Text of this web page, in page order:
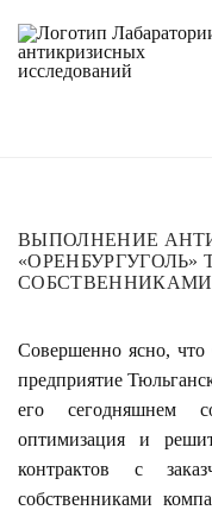
Главная Новости и
ВЫПОЛНЕНИЕ
СОБСТВЕННИКАМИ
Совершенно ясно,
предприятие
его сегодняшнем
оптимизация и
контрактов с
собственниками